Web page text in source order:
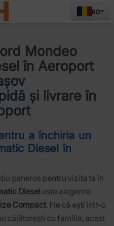
RO
Mondeo
în Aeroport
și livrare în
a închiria un
Diesel în
generos pentru vizita ta în
Diesel este alegerea
Compact. Fie că ești într-o
călătorești cu familia, acest